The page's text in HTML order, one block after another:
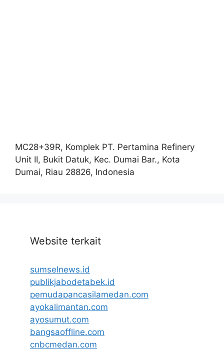
MC28+39R, Komplek PT. Pertamina Refinery
Unit II, Bukit Datuk, Kec. Dumai Bar., Kota
Dumai, Riau 28826, Indonesia
Website terkait
sumselnews.id
publikjabodetabek.id
pemudapancasilamedan.com
ayokalimantan.com
ayosumut.com
bangsaoffline.com
cnbcmedan.com